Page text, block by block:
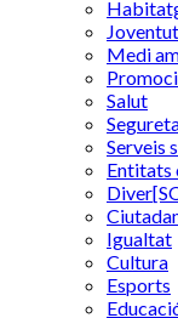
Joventut
Medi
Salut
Serveis
Entitats
Igualtat
Cultura
Esports